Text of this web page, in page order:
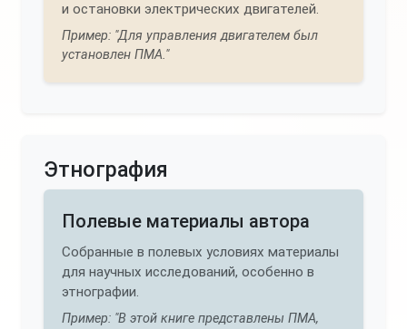
и остановки электрических двигателей.
Пример: "Для управления двигателем был
установлен ПМА."
Этнография
Полевые материалы автора
Собранные в полевых условиях материалы
для научных исследований, особенно в
этнографии.
Пример: "В этой книге представлены ПМА,